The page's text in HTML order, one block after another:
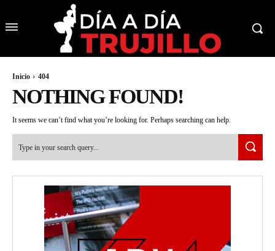
Inicio 404
NOTHING FOUND!
It seems we can’t find what you’re looking for. Perhaps searching can help.
Type in your search query...